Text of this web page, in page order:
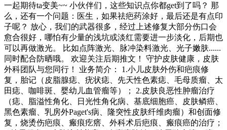
一起期待ta变美~~ 小伙伴们，这些知识点你都get到了吗？ 那
么，还有一个问题：医生，如果祛疤药涂好，最后还是有点印
子呢？ 放心，我们的武器很多，经过上述修复大部分伤口会
愈合很好，哪怕有少量的浅坑或淡红需要进一步淡化，后期也
可以再做激光。 比如点阵激光、脉冲染料激光、光子嫩肤......
同时配合防晒哦。 欢迎关注后期推文！ 守护皮肤健康，皮肤
外科团队与您同行！ 业务简介： 1.小儿皮肤外伤和疤痕修
复，胎记（皮脂腺痣、疣状痣、先天性色素痣、毛母质瘤、太
田痣、咖啡斑、婴幼儿血管瘤等）； 2.皮肤良恶性肿瘤治疗
（痣、脂溢性角化、日光性角化病、基底细胞癌、皮肤鳞癌、
黑色素瘤、乳房外Paget's病、隆突性皮肤纤维肉瘤）和创面修
复，烧烫伤疤痕、瘢痕疙瘩、外科术后疤痕、瘢痕癌的治疗；